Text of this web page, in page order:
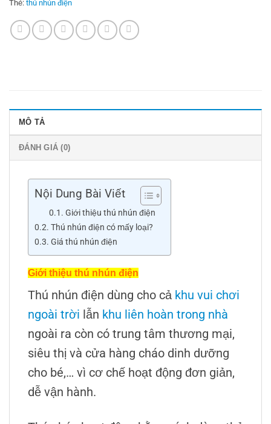
Thẻ: thú nhún điện
MÔ TẢ
ĐÁNH GIÁ (0)
Nội Dung Bài Viết
Giới thiệu thú nhún điện
Thú nhún điện có mấy loại?
Giá thú nhún điện
Giới thiệu thú nhún điện
Thú nhún điện dùng cho cả khu vui chơi
ngoài trời lẫn khu liên hoàn trong nhà
ngoài ra còn có trung tâm thương mại,
siêu thị và cửa hàng cháo dinh dưỡng
cho bé,… vì cơ chế hoạt động đơn giản,
dễ vận hành.